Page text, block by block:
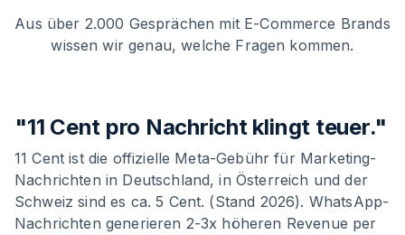
Aus über 2.000 Gesprächen mit E-Commerce Brands
wissen wir genau, welche Fragen kommen.
"11 Cent pro Nachricht klingt teuer."
11 Cent ist die offizielle Meta-Gebühr für Marketing-
Nachrichten in Deutschland, in Österreich und der
Schweiz sind es ca. 5 Cent. (Stand 2026). WhatsApp-
Nachrichten generieren 2-3x höheren Revenue per